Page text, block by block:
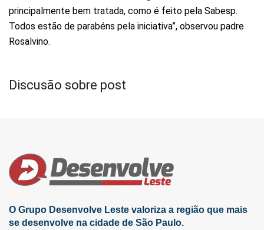
principalmente bem tratada, como é feito pela Sabesp.
Todos estão de parabéns pela iniciativa”, observou padre
Rosalvino.
Discusão sobre post
O Grupo Desenvolve Leste valoriza a região que mais
se desenvolve na cidade de São Paulo.